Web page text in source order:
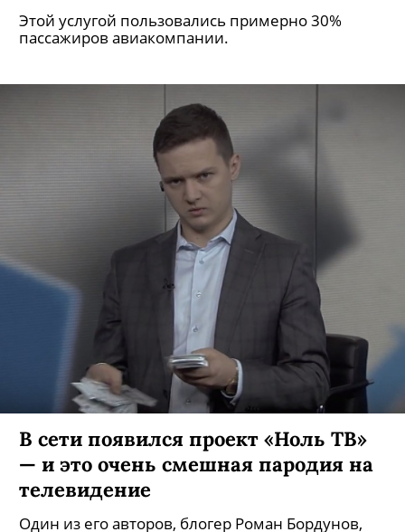
Этой услугой пользовались примерно 30%
пассажиров авиакомпании.
В сети появился проект «Ноль ТВ»
— и это очень смешная пародия на
телевидение
Один из его авторов, блогер Роман Бордунов,